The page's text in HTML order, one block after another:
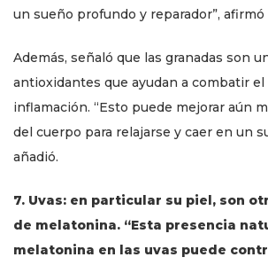
un sueño profundo y reparador”, afirmó
Además, señaló que las granadas son
antioxidantes que ayudan a combatir
inflamación. “Esto puede mejorar aún
del cuerpo para relajarse y caer en un
añadió.
7. Uvas: en particular su piel, son
de melatonina. “Esta presencia
melatonina en las uvas puede